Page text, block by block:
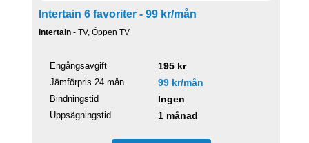
Intertain 6 favoriter - 99 kr/mån
Intertain - TV, Öppen TV
Engångsavgift 195 kr
Jämförpris 24 mån 99 kr/mån
Bindningstid Ingen
Uppsägningstid 1 månad